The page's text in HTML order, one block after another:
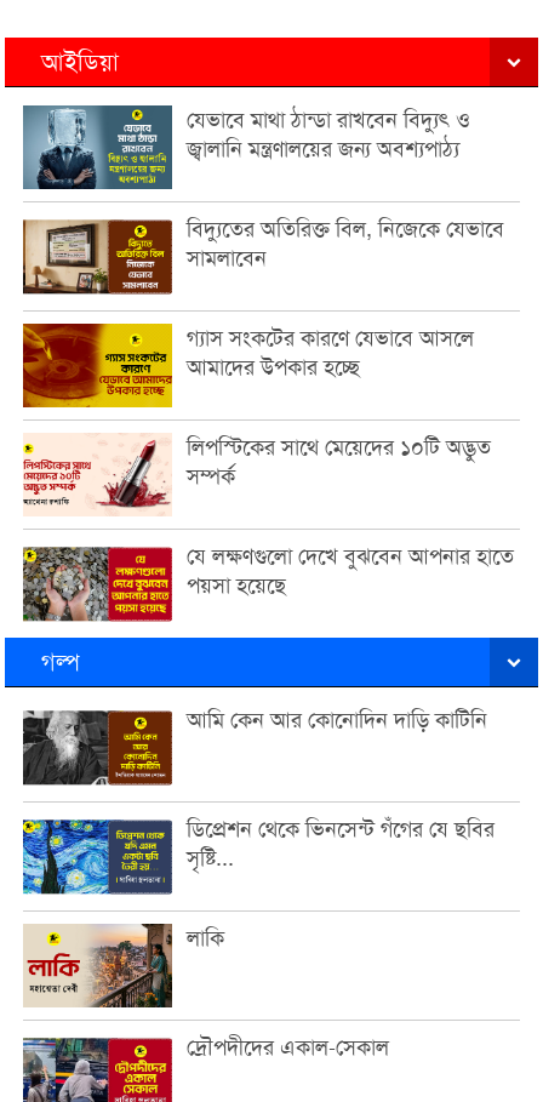
আইডিয়া
যেভাবে মাথা ঠান্ডা রাখবেন বিদ্যুৎ ও
জ্বালানি মন্ত্রণালয়ের জন্য অবশ্যপাঠ্য
বিদ্যুতের অতিরিক্ত বিল, নিজেকে যেভাবে
সামলাবেন
গ্যাস সংকটের কারণে যেভাবে আসলে
আমাদের উপকার হচ্ছে
লিপস্টিকের সাথে মেয়েদের ১০টি অদ্ভুত
সম্পর্ক
যে লক্ষণগুলো দেখে বুঝবেন আপনার হাতে
পয়সা হয়েছে
গল্প
আমি কেন আর কোনোদিন দাড়ি কাটিনি
ডিপ্রেশন থেকে ভিনসেন্ট গঁগের যে ছবির
সৃষ্টি...
লাকি
দ্রৌপদীদের একাল-সেকাল